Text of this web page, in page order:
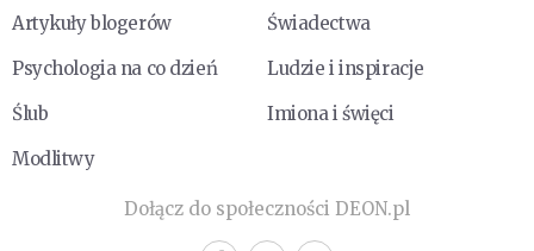
Artykuły blogerów
Świadectwa
Psychologia na co dzień
Ludzie i inspiracje
Ślub
Imiona i święci
Modlitwy
Dołącz do społeczności DEON.pl